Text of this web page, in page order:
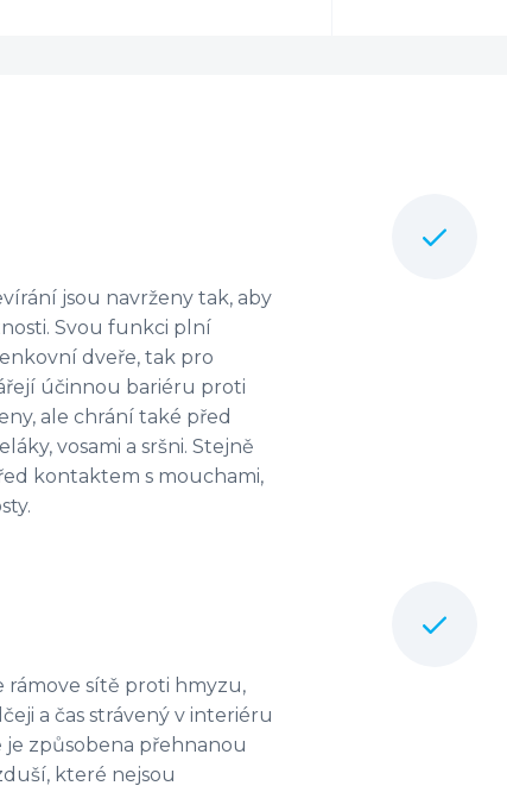
jsou navrženy tak, aby
Svou funkci plní
dveře, tak pro
účinnou bariéru proti
ale chrání také před
vosami a sršni. Stejně
kontaktem s mouchami,
rámove sítě proti hmyzu,
a čas strávený v interiéru
způsobena přehnanou
které nejsou